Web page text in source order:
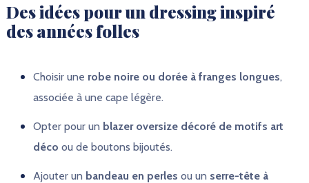
Des idées pour un dressing inspiré
des années folles
Choisir une robe noire ou dorée à franges longues,
associée à une cape légère.
Opter pour un blazer oversize décoré de motifs art
déco ou de boutons bijoutés.
Ajouter un bandeau en perles ou un serre-tête à